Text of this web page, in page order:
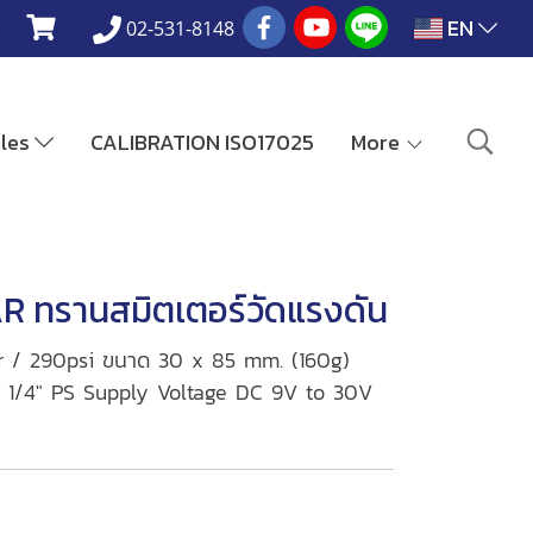
02-531-8148 EN
CALIBRATION ISO17025 More
ทรานสมิตเตอร์วัดแรงดัน
/ 290psi ขนาด 30 x 85 mm. (160g)
4" PS Supply Voltage DC 9V to 30V